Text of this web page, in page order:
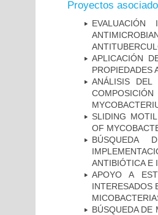
Proyectos
APLICACIÓN
PROPIEDADES
ANÁLISIS DEL
SLIDING
OF
BÚSQUEDA
ANTIBIÓTICA E
APOYO A
INTERESADOS
BÚSQUEDA DE